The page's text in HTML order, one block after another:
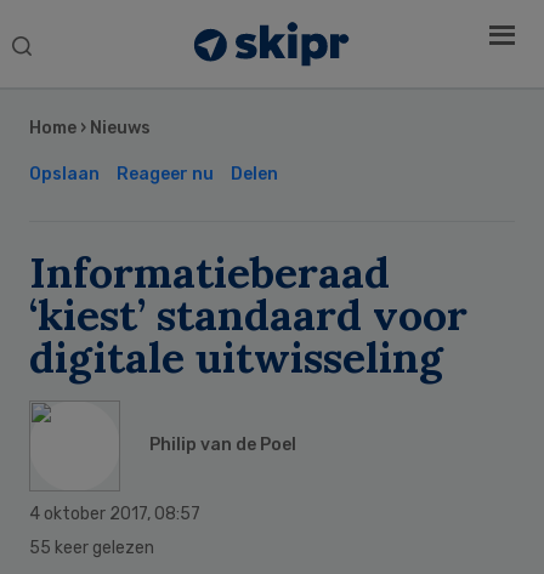
Search
Home › Nieuws
Opslaan Reageer nu Delen
Informatieberaad
‘kiest’ standaard voor
digitale uitwisseling
Philip van de Poel
4 oktober 2017, 08:57
55 keer gelezen
Sidebar